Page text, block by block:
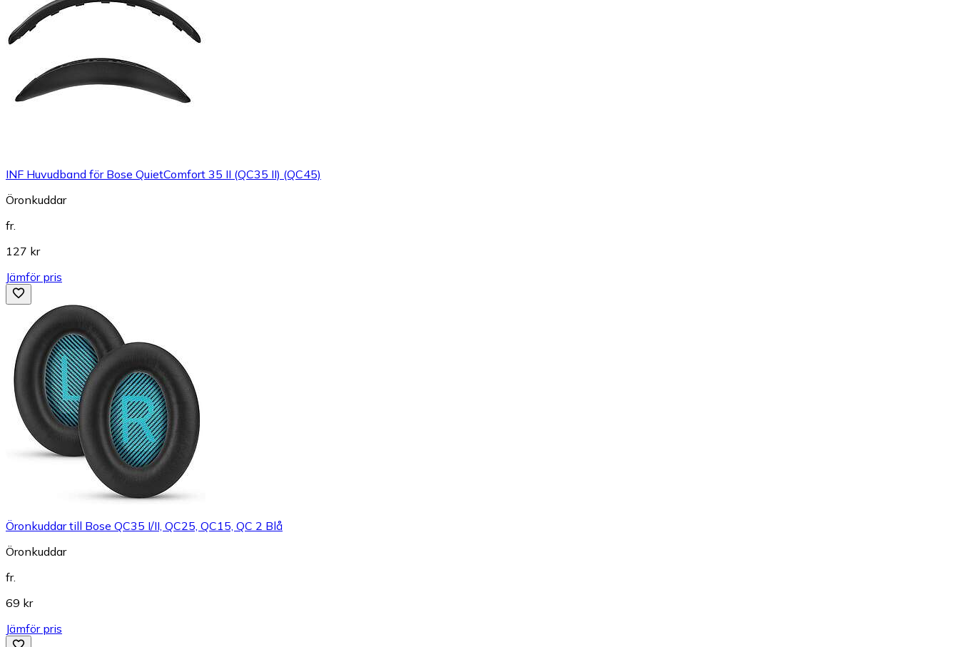
INF Huvudband för Bose QuietComfort 35 II (QC35 II) (QC45)
Öronkuddar
fr.
127 kr
Jämför pris
Öronkuddar till Bose QC35 I/II, QC25, QC15, QC 2 Blå
Öronkuddar
fr.
69 kr
Jämför pris